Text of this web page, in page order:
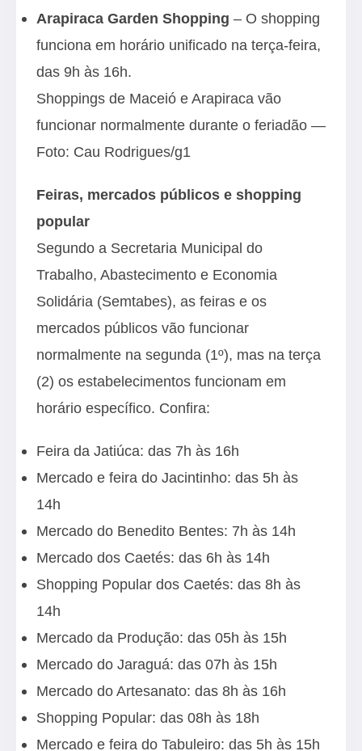
Arapiraca Garden Shopping – O shopping
funciona em horário unificado na terça-feira,
das 9h às 16h.
Shoppings de Maceió e Arapiraca vão
funcionar normalmente durante o feriadão —
Foto: Cau Rodrigues/g1
Feiras, mercados públicos e shopping
popular
Segundo a Secretaria Municipal do
Trabalho, Abastecimento e Economia
Solidária (Semtabes), as feiras e os
mercados públicos vão funcionar
normalmente na segunda (1º), mas na terça
(2) os estabelecimentos funcionam em
horário específico. Confira:
Feira da Jatiúca: das 7h às 16h
Mercado e feira do Jacintinho: das 5h às
14h
Mercado do Benedito Bentes: 7h às 14h
Mercado dos Caetés: das 6h às 14h
Shopping Popular dos Caetés: das 8h às
14h
Mercado da Produção: das 05h às 15h
Mercado do Jaraguá: das 07h às 15h
Mercado do Artesanato: das 8h às 16h
Shopping Popular: das 08h às 18h
Mercado e feira do Tabuleiro: das 5h às 15h